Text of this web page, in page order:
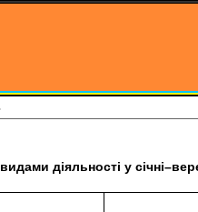
діяльності у